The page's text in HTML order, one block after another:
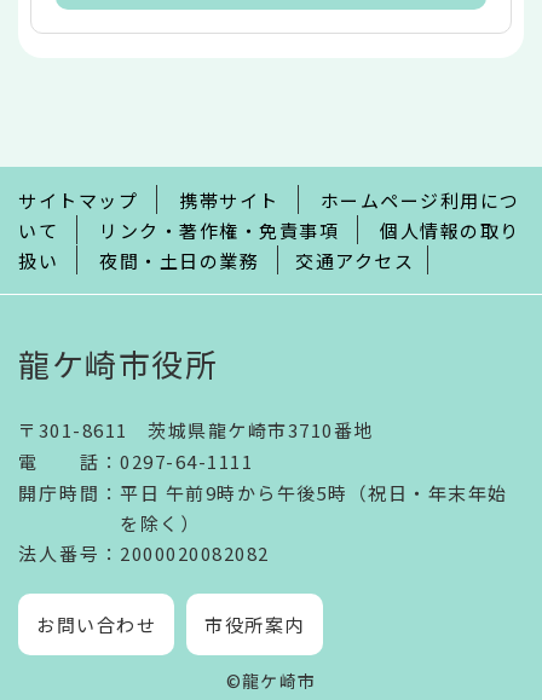
で
サイトマップ 携帯サイト
ホームページ利用につ
いて
リンク・著作権・免責事項
個人情報の取り
扱い
夜間・土日の業務 交通アクセス
龍ケ崎市役所
〒301-8611 茨城県龍ケ崎市3710番地
電話 ： 0297-64-1111
開庁時間 ： 平日 午前9時から午後5時（祝日・年末年始
を除く）
法人番号 ：2000020082082
お問い合わせ 市役所案内
©龍ケ崎市